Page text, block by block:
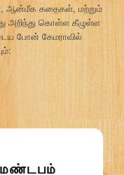
ஆன்மீக கதைகள், மற்றும்
அறிந்து கொள்ள கீழுள்ள
போன் கேமராவில்